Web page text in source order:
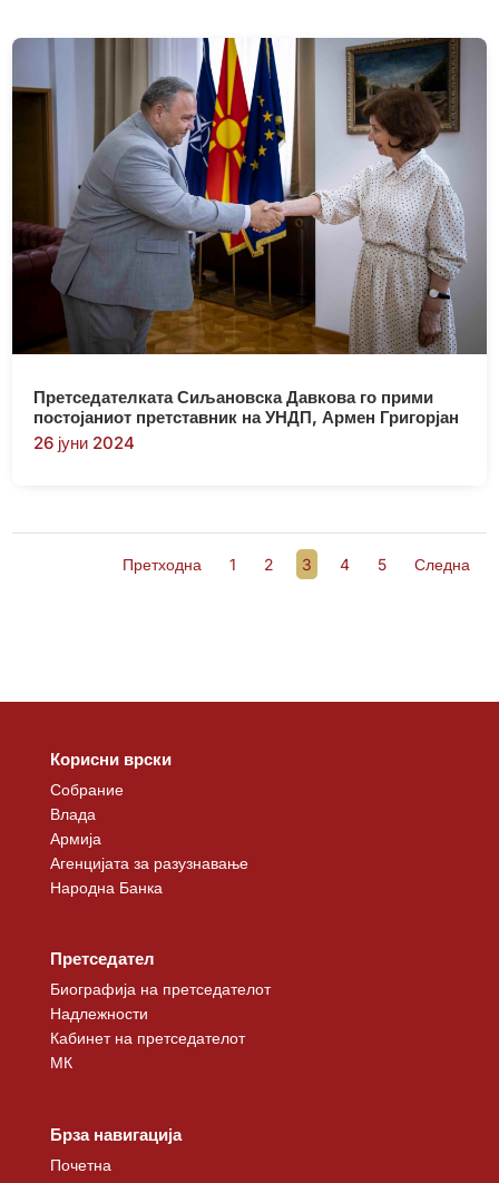
Претседателката Сиљановска Давкова го прими
постојаниот претставник на УНДП, Армен Григорјан
26 јуни 2024
Претходна 1 2 3 4 5 Следна
Корисни врски
Собрание
Влада
Армија
Агенцијата за разузнавање
Народна Банка
Претседател
Биографија на претседателот
Надлежности
Кабинет на претседателот
МК
Брза навигација
Почетна